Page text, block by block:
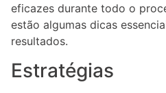
eficazes durante todo o
estão algumas dicas
resultados.
Estratégias